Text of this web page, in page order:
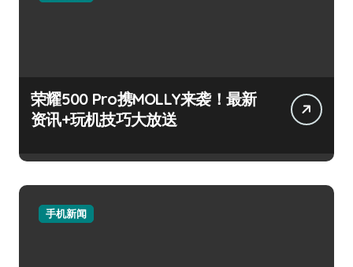
荣耀500 Pro携MOLLY来袭！最新
资讯+玩机技巧大放送
手机新闻